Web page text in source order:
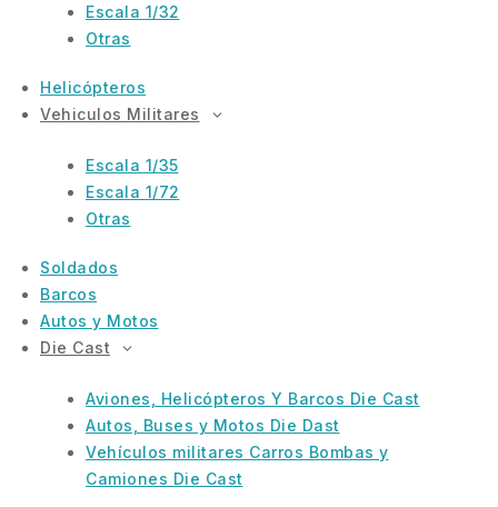
Escala 1/32
Otras
Helicópteros
Vehiculos Militares
Escala 1/35
Escala 1/72
Otras
Soldados
Barcos
Autos y Motos
Die Cast
Aviones, Helicópteros Y Barcos Die Cast
Autos, Buses y Motos Die Dast
Vehículos militares Carros Bombas y
Camiones Die Cast